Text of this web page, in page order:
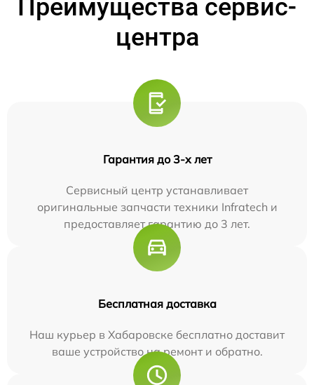
Преимущества сервис-
центра
Гарантия до 3-х лет
Сервисный центр устанавливает
оригинальные запчасти техники Infratech и
предоставляет гарантию до 3 лет.
Бесплатная доставка
Наш курьер в Хабаровске бесплатно доставит
ваше устройство на ремонт и обратно.